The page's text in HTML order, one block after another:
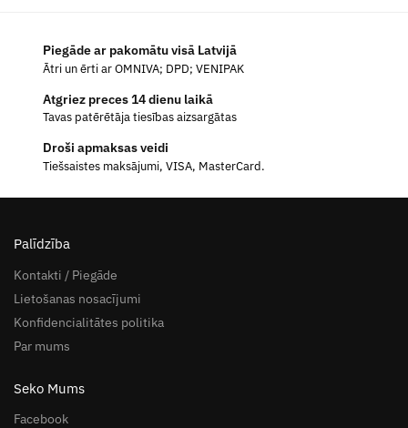
Piegāde ar pakomātu visā Latvijā
Ātri un ērti ar OMNIVA; DPD; VENIPAK
Atgriez preces 14 dienu laikā
Tavas patērētāja tiesības aizsargātas
Droši apmaksas veidi
Tiešsaistes maksājumi, VISA, MasterCard.
Palīdzība
Kontakti / Piegāde
Lietošanas nosacījumi
Konfidencialitātes politika
Par mums
Seko Mums
Facebook